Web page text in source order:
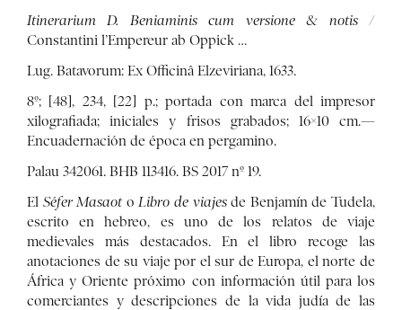
Itinerarium D. Beniaminis cum versione & notis /
Constantini l’Empereur ab Oppick …
Lug. Batavorum: Ex Officinâ Elzeviriana, 1633.
8º; [48], 234, [22] p.; portada con marca del impresor
xilografiada; iniciales y frisos grabados; 16×10 cm.—
Encuadernación de época en pergamino.
Palau 342061. BHB 113416. BS 2017 nº 19.
El Séfer Masaot oLibro de viajesde Benjamín de Tudela,
escrito en hebreo, es uno de los relatos de viaje
medievales más destacados. En el libro recoge las
anotaciones de su viaje por el sur de Europa, el norte de
África y Oriente próximo con información útil para los
comerciantes y descripciones de la vida judía de las